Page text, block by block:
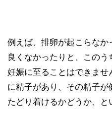
例えば、排卵が起こらな
良くなかったりと、このう
妊娠に至ることはできま
に精子があり、その精子
たどり着けるかどうか、と